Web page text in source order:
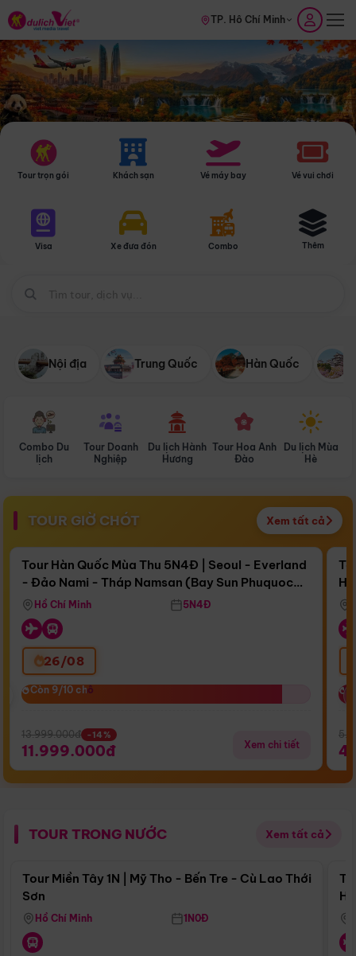
TP. Hồ Chí Minh
Tour trọn gói Khách sạn Vé máy bay Vé vui chơi
Visa Xe đưa đón Combo Thêm
Nội địa Trung Quốc Hàn Quốc
Combo Du
lịch
Tour Doanh
Nghiệp
Du lịch Hành
Hương
Tour Hoa Anh
Đào
Du lịch Mùa
Hè
TOUR GIỜ CHÓT Xem tất cả
Còn17 ngày 15:35:05
Bay Sun Phuquoc Airways
Điểm nổi bật
Tour Hàn Quốc Mùa Thu 5N4Đ | Seoul - Everland
- Đảo Nami - Tháp Namsan (Bay Sun Phuquoc
Airways)
Hồ Chí Minh 5N4Đ
26/08
Còn 9/10 chỗ
Còn 9/10 chỗ
13.999.000đ -14%
11.999.000đ Xem chi tiết
TOUR TRONG NƯỚC Xem tất cả
Điểm nổi bật
Tour Miền Tây 1N | Mỹ Tho - Bến Tre - Cù Lao Thới
Sơn
Hồ Chí Minh 1N0Đ